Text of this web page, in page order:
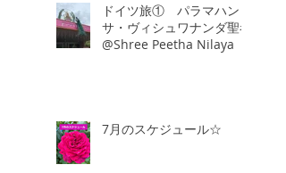
ドイツ旅① パラマハン
サ・ヴィシュワナンダ聖者
@Shree Peetha Nilaya
7月のスケジュール☆